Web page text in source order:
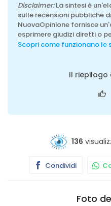
Disclaimer:La sintesi è
sulle recensioni pubbliche
NuovaOpinione fornisce
esprimere giudizi diretti o
Scopri come funzionano le
Il riepilogo
136
Condividi
Foto